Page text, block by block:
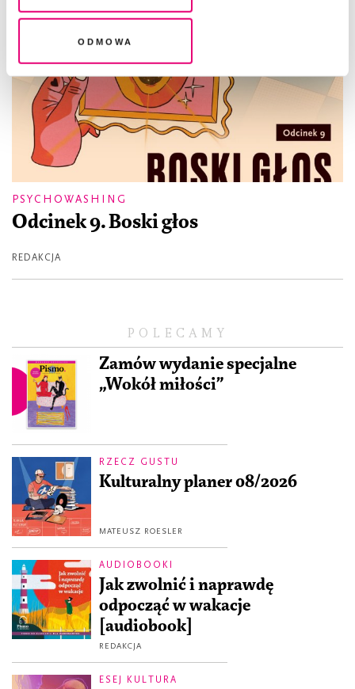
legalność przetwarzania danych przed jej wycofaniem
Odmowa
POLECAMY
Zamów wydanie specjalne
„Wokół miłości”
RZECZ GUSTU
Kulturalny planer 08/2026
MATEUSZ ROESLER
AUDIOBOOKI
Jak zwolnić i naprawdę
odpocząć w wakacje
[audiobook]
REDAKCJA
ESEJ KULTURA
PSYCHOWASHING
Odcinek 9. Boski głos
REDAKCJA